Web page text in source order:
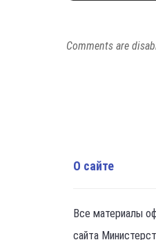
Comments are
О сайте
Все материалы
сайта